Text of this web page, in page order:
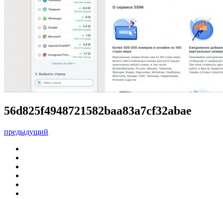
56d825f4948721582baa83a7cf32abae
предыдущий